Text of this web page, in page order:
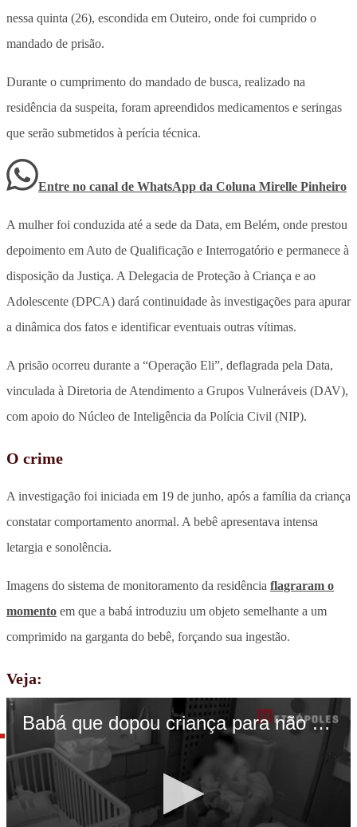
nessa quinta (26), escondida em Outeiro, onde foi cumprido o
mandado de prisão.
Durante o cumprimento do mandado de busca, realizado na
residência da suspeita, foram apreendidos medicamentos e seringas
que serão submetidos à perícia técnica.
Entre no canal de WhatsApp da Coluna Mirelle Pinheiro
A mulher foi conduzida até a sede da Data, em Belém, onde prestou
depoimento em Auto de Qualificação e Interrogatório e permanece à
disposição da Justiça. A Delegacia de Proteção à Criança e ao
Adolescente (DPCA) dará continuidade às investigações para apurar
a dinâmica dos fatos e identificar eventuais outras vítimas.
A prisão ocorreu durante a “Operação Eli”, deflagrada pela Data,
vinculada à Diretoria de Atendimento a Grupos Vulneráveis (DAV),
com apoio do Núcleo de Inteligência da Polícia Civil (NIP).
O crime
A investigação foi iniciada em 19 de junho, após a família da criança
constatar comportamento anormal. A bebê apresentava intensa
letargia e sonolência.
Imagens do sistema de monitoramento da residência flagraram o
momento em que a babá introduziu um objeto semelhante a um
comprimido na garganta do bebê, forçando sua ingestão.
Veja: